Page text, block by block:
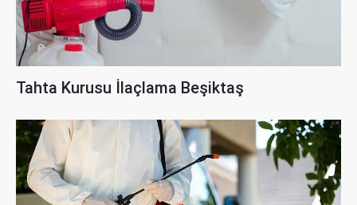
Tahta Kurusu İlaçlama Beşiktaş